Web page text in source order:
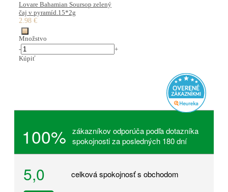
Lovare Bahamian Soursop zelený
čaj v pyramíd.15*2g
2.98 €
Množstvo
-
+
Kúpiť
100%
zákazníkov odporúča podľa dotazníka
spokojnosti za posledných 180 dní
5,0 celková spokojnosť s obchodom